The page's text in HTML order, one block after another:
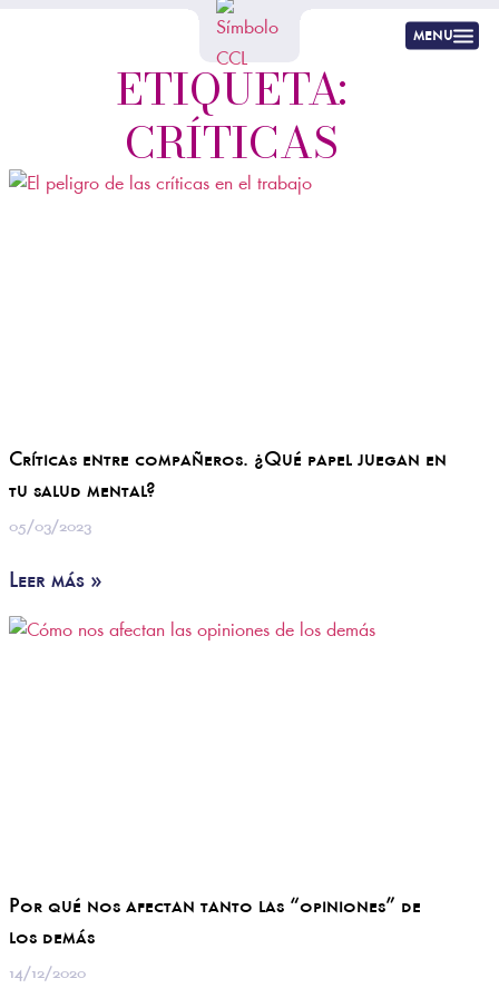
menu
ETIQUETA:
CRÍTICAS
Críticas entre compañeros. ¿Qué papel juegan en
tu salud mental?
05/03/2023
Leer más »
Por qué nos afectan tanto las “opiniones” de
los demás
14/12/2020